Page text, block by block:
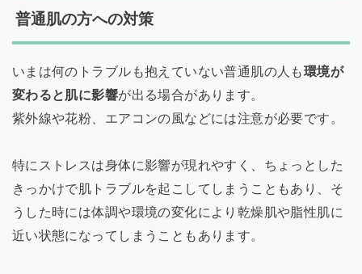
普通肌の方への対策
いまは何のトラブルも抱えていない普通肌の人も環境が
変わると肌に影響が出る場合があります。
紫外線や花粉、エアコンの風などには注意が必要です。
特にストレスは身体に影響が現れやすく、ちょっとした
きっかけで肌トラブルを起こしてしまうこともあり、そ
うした時には体調や環境の変化により乾燥肌や脂性肌に
近い状態になってしまうこともあります。